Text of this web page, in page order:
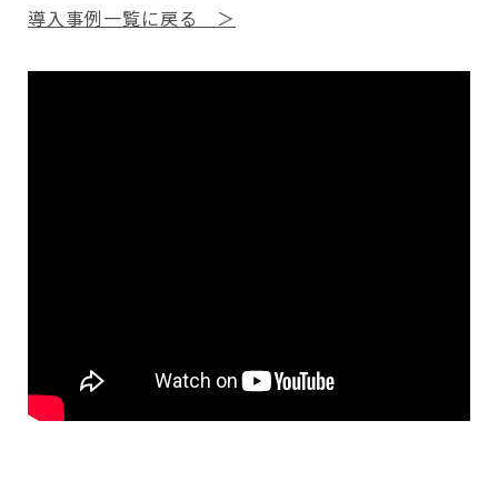
導入事例一覧に戻る ＞